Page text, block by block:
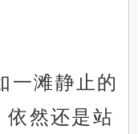
一滩静止的
依然还是站